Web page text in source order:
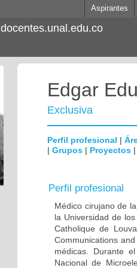
Aspirantes
docentes.unal.edu.co
Edgar
Exclusiva
Perfil profesional |
| Grupos | Proyectos
Perfil profesional
Médico cirujano de
la Universidad de
Catholique de
Communications
médicas. Durante
Nacional de